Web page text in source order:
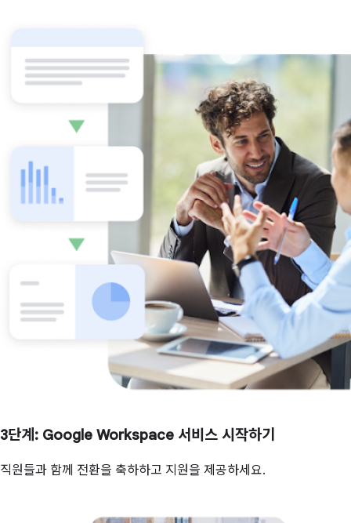
3단계 : Google Workspace 서비스 시작하기
직원들과 함께 전환을 축하하고 지원을 제공하세요.